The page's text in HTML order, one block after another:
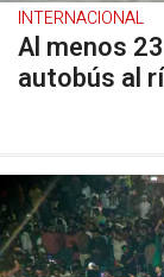
INTERNACIONAL
Al menos
autobús al